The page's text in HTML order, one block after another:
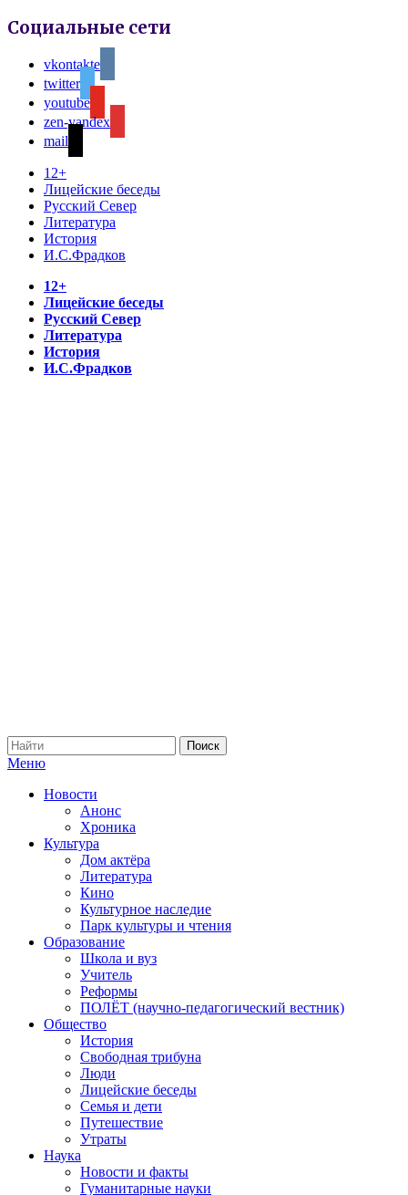
Социальные сети
vkontakte
twitter
youtube
zen-yandex
mail
12+
Лицейские беседы
Русский Север
Литература
История
И.С.Фрадков
12+
Лицейские беседы
Русский Север
Литература
История
И.С.Фрадков
Меню
Новости
Анонс
Хроника
Культура
Дом актёра
Литература
Кино
Культурное наследие
Парк культуры и чтения
Образование
Школа и вуз
Учитель
Реформы
ПОЛЁТ (научно-педагогический вестник)
Общество
История
Свободная трибуна
Люди
Лицейские беседы
Семья и дети
Путешествие
Утраты
Наука
Новости и факты
Гуманитарные науки